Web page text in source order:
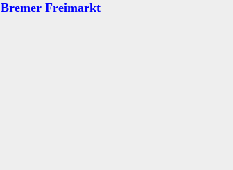
Bremer Freimarkt